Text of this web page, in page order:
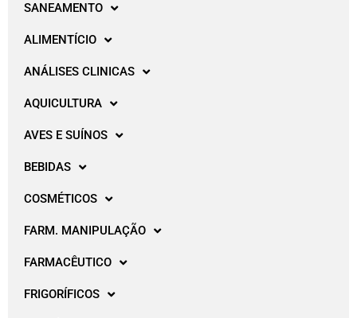
SANEAMENTO
ALIMENTÍCIO
ANÁLISES CLINICAS
AQUICULTURA
AVES E SUÍNOS
BEBIDAS
COSMÉTICOS
FARM. MANIPULAÇÃO
FARMACÊUTICO
FRIGORÍFICOS